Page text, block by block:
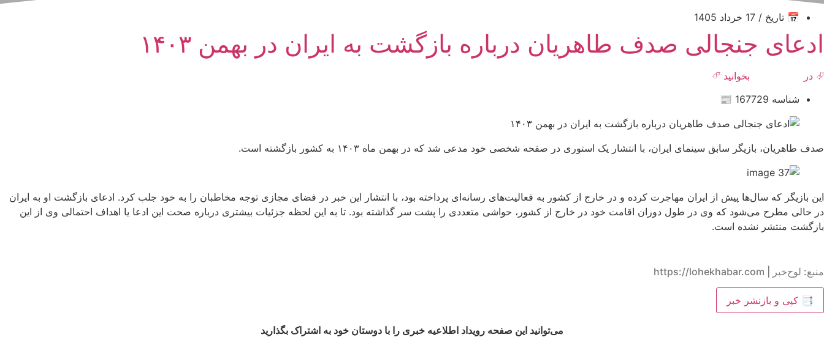
📅 تاریخ / 17 خرداد 1405
ادعای جنجالی صدف طاهریان درباره بازگشت به ایران در بهمن ۱۴۰۳
⮰ در
بخوانید ⮶
شناسه 167729 📰
صدف طاهریان، بازیگر سابق سینمای ایران، با انتشار یک استوری در صفحه شخصی خود مدعی شد که در بهمن ماه ۱۴۰۳ به کشور بازگشته است.
این بازیگر که سال‌ها پیش از ایران مهاجرت کرده و در خارج از کشور به فعالیت‌های رسانه‌ای پرداخته بود، با انتشار این خبر در فضای مجازی توجه مخاطبان را به خود جلب کرد. ادعای بازگشت او به ایران
در حالی مطرح می‌شود که وی در طول دوران اقامت خود در خارج از کشور، حواشی متعددی را پشت سر گذاشته بود. تا به این لحظه جزئیات بیشتری درباره صحت این ادعا یا اهداف احتمالی وی از این
بازگشت منتشر نشده است.
منبع: لوح‌خبر | https://lohekhabar.com
📑 کپی و بازنشر خبر
می‌توانید این صفحه رویداد اطلاعیه خبری را با دوستان خود به اشتراک بگذارید